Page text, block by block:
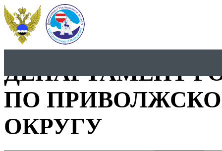
ДЕПАРТАМЕНТ
ПО
ОКРУГУ